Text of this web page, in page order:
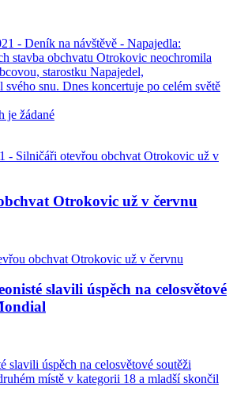
- Deník na návštěvě - Napajedla:
stavba obchvatu Otrokovic neochromila
starostku Napajedel,
snu. Dnes koncertuje po celém světě
je žádané
Otrokovic už v červnu
obchvat Otrokovic už v červnu
slavili úspěch na celosvětové
slavili úspěch na celosvětové soutěži
místě v kategorii 18 a mladší skončil